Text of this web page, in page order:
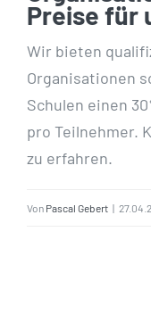
Preise für
Wir bieten
Organisationen
Schulen einen
pro Teilnehmer.
zu erfahren.
Von Pascal Gebert |